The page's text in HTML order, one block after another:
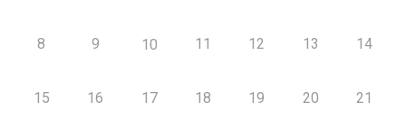
8 9 10 11 12 13 14
15 16 17 18 19 20 21